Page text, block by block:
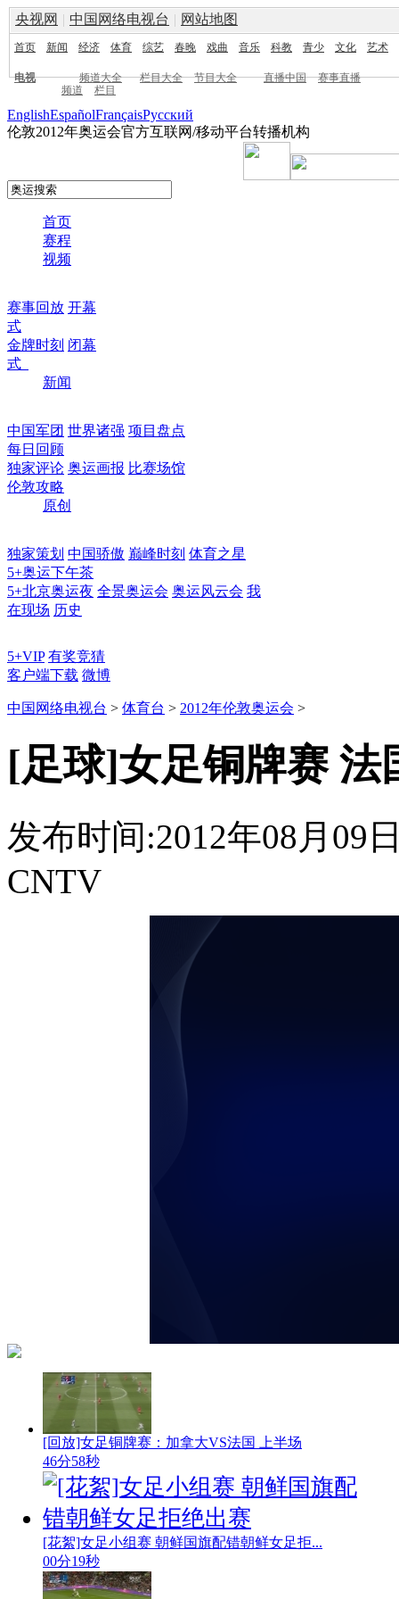
央视网 | 中国网络电视台 | 网站地图
首页 新闻 经济 体育 综艺 春晚 戏曲 音乐 科教 青少 文化 艺术
电视 频道大全 栏目大全 节目大全 直播中国
赛事直播
频道
栏目
EnglishEspañolFrançaisPусский
伦敦2012年奥运会官方互联网/移动平台转播机构
首页
赛程
视频
赛事回放 开幕
式
金牌时刻 闭幕
式
新闻
中国军团 世界诸强 项目盘点
每日回顾
独家评论 奥运画报 比赛场馆
伦敦攻略
原创
独家策划 中国骄傲 巅峰时刻 体育之星
5+奥运下午茶
5+北京奥运夜 全景奥运会 奥运风云会 我
在现场 历史
5+VIP 有奖竞猜
客户端下载 微博
中国网络电视台 > 体育台 > 2012年伦敦奥运会 >
[足球]女足铜牌赛 法
发布时间:2012年08月09
CNTV
[回放]女足铜牌赛：加拿大VS法国 上半场
46分58秒
[花絮]女足小组赛 朝鲜国旗配错朝鲜女足拒...
00分19秒